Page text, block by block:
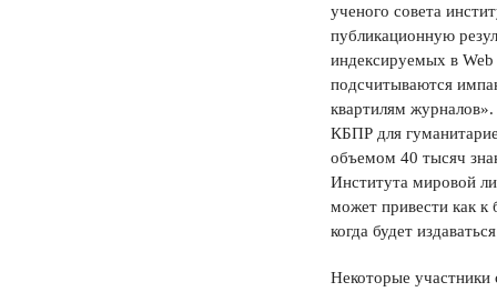
ученого совета
публикационную
индексируемых в
подсчитываются
квартилям
КБПР для
объемом 40 тысяч
Института мировой
может привести как к
когда будет
Некоторые участники